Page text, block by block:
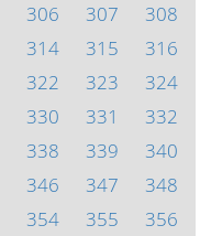
306 307
308
314 315
316
322 323
324
330 331
332
338 339
340
346 347
348
354 355 356